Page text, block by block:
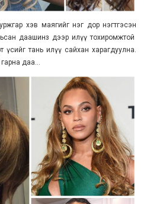
хэв маягийг нэг дор нэгтгэсэн
даашинз дээр илүү тохиромжтой
үсийг тань илүү сайхан харагдуулна.
гарна даа...